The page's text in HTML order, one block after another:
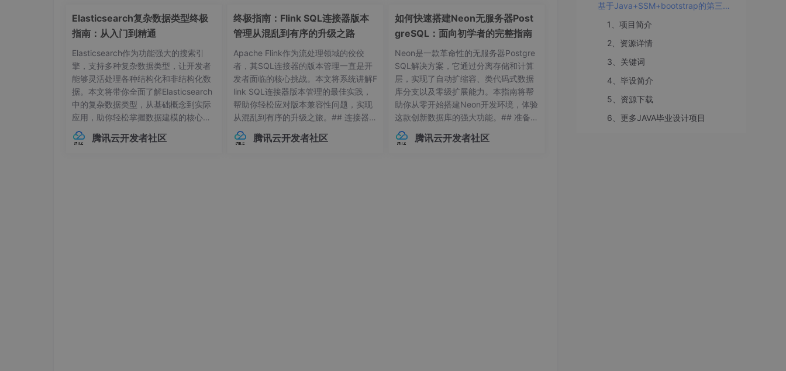
4、毕设简介
提示：以下为毕业论文的简略介绍，项目完整源码及完整毕业论文下载地址见文末。
引言
1.1 选题背景
第三方物流的出现，是社会细致分工的结果，也是企业为了分担风险，增强核心业务竞争力和降低成本的导致的产
物，同时也是社会经济发展进步的结果。这些天然的优势使得第三方物流成为国际物流的趋势。根据调查，在国际物
流市场上，第三方物流已经成为现代物流的主体。特别是在欧美发达国家中，越来越多的企业使用第三方物流服务，
而且有些公司不止使用一家第三方物流公司。甚至是一些企业已经成为第三方物流公司的老客户，至少连续5年使用
同一家第三方物流公司服务。这样看来，第三方物流在国际市场上的潜力非常大，并且在一些西方发达国家中已经发
展到一个较为成熟的阶段（陈荣，2005）。
Elasticsearch复杂数据类型终极
指南：从入门到精通
Elasticsearch作为功能强大的搜索引
擎，支持多种复杂数据类型，让开发者
能够灵活处理各种结构化和非结构化数
据。本文将带你全面了解Elasticsearch
中的复杂数据类型，从基础概念到实际
应用，助你轻松掌握数据建模的核心技
巧。## 内部对象：构建层级化数据结构
在Elasticsearch中，对象类型（Objec
腾讯云开发者社区
终极指南：Flink SQL连接器版本
管理从混乱到有序的升级之路
Apache Flink作为流处理领域的佼佼
者，其SQL连接器的版本管理一直是开
发者面临的核心挑战。本文将系统讲解F
link SQL连接器版本管理的最佳实践，
帮助你轻松应对版本兼容性问题，实现
从混乱到有序的升级之旅。## 连接器版
本管理的常见痛点 😫在Flink应用开发
中，连接器版本管理常常让开发者头疼
腾讯云开发者社区
如何快速搭建Neon无服务器Post
greSQL：面向初学者的完整指南
Neon是一款革命性的无服务器Postgre
SQL解决方案，它通过分离存储和计算
层，实现了自动扩缩容、类代码式数据
库分支以及零级扩展能力。本指南将帮
助你从零开始搭建Neon开发环境，体验
这款创新数据库的强大功能。## 准备工
作：环境要求与依赖项在开始搭建Neon
环境前，请确保你的系统满足以下要
腾讯云开发者社区
基于Java+SSM+bootstrap的第三方物流信息管理系统设计与实现（毕业论文+程序源码）
1、项目简介
2、资源详情
3、关键词
4、毕设简介
5、资源下载
6、更多JAVA毕业设计项目